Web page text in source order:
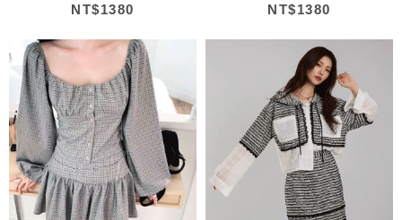
NT$1380 NT$1380